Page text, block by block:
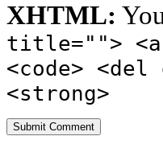
XHTML:
title="">
<code>
<strong>